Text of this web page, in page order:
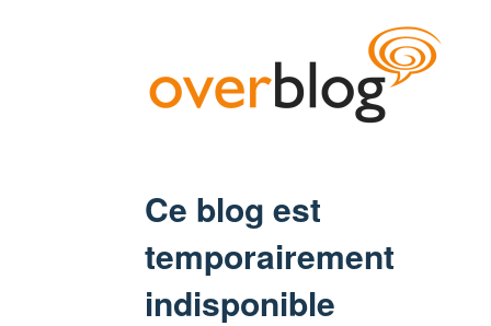
Ce blog est
temporairement
indisponible